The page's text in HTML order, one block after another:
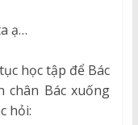
ạ…
học tập để Bác
chân Bác xuống
hỏi: